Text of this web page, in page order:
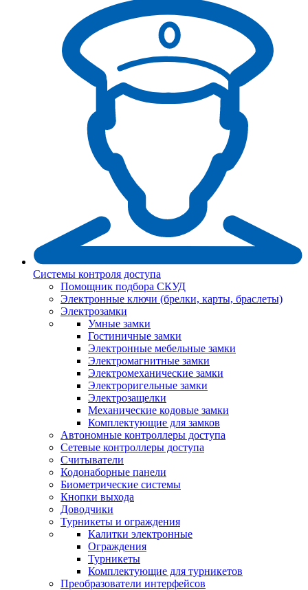
Системы контроля доступа
Помощник подбора СКУД
Электронные ключи (брелки, карты, браслеты)
Электрозамки
Умные замки
Гостиничные замки
Электронные мебельные замки
Электромагнитные замки
Электромеханические замки
Электроригельные замки
Электрозащелки
Механические кодовые замки
Комплектующие для замков
Автономные контроллеры доступа
Сетевые контроллеры доступа
Считыватели
Кодонаборные панели
Биометрические системы
Кнопки выхода
Доводчики
Турникеты и ограждения
Калитки электронные
Ограждения
Турникеты
Комплектующие для турникетов
Преобразователи интерфейсов